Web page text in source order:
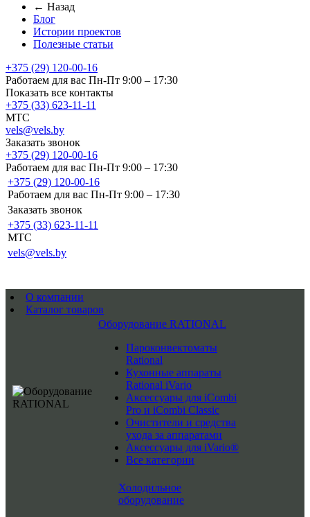
← Назад
Блог
Истории проектов
Полезные статьи
+375 (29) 120-00-16
Работаем для вас Пн-Пт 9:00 – 17:30
Показать все контакты
+375 (33) 623-11-11
MTC
vels@vels.by
Заказать звонок
+375 (29) 120-00-16
Работаем для вас Пн-Пт 9:00 – 17:30
+375 (29) 120-00-16
Работаем для вас Пн-Пт 9:00 – 17:30
Заказать звонок
+375 (33) 623-11-11
MTC
vels@vels.by
О компании
Каталог товаров
Оборудование RATIONAL
Пароконвектоматы
Rational
Кухонные аппараты
Rational iVario
Аксессуары для iCombi
Pro и iCombi Classic
Очистители и средства
ухода за аппаратами
Аксессуары для iVario®
Все категории
Холодильное
оборудование